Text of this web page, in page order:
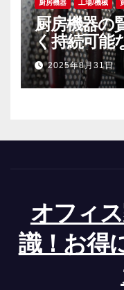
厨房機器 工場/機械
厨房機器の
く持続可能
2025年8月31日
オフィ
識！お得